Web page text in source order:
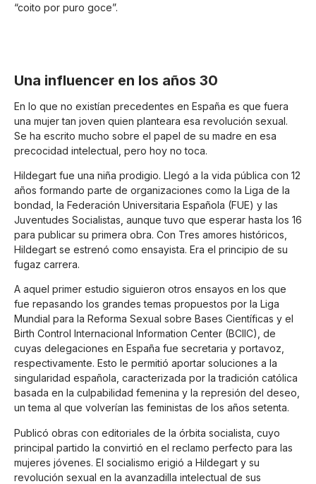
“coito por puro goce”.
Una influencer en los años 30
En lo que no existían precedentes en España es que fuera
una mujer tan joven quien planteara esa revolución sexual.
Se ha escrito mucho sobre el papel de su madre en esa
precocidad intelectual, pero hoy no toca.
Hildegart fue una niña prodigio. Llegó a la vida pública con 12
años formando parte de organizaciones como la Liga de la
bondad, la Federación Universitaria Española (FUE) y las
Juventudes Socialistas, aunque tuvo que esperar hasta los 16
para publicar su primera obra. Con Tres amores históricos,
Hildegart se estrenó como ensayista. Era el principio de su
fugaz carrera.
A aquel primer estudio siguieron otros ensayos en los que
fue repasando los grandes temas propuestos por la Liga
Mundial para la Reforma Sexual sobre Bases Científicas y el
Birth Control Internacional Information Center (BCIIC), de
cuyas delegaciones en España fue secretaria y portavoz,
respectivamente. Esto le permitió aportar soluciones a la
singularidad española, caracterizada por la tradición católica
basada en la culpabilidad femenina y la represión del deseo,
un tema al que volverían las feministas de los años setenta.
Publicó obras con editoriales de la órbita socialista, cuyo
principal partido la convirtió en el reclamo perfecto para las
mujeres jóvenes. El socialismo erigió a Hildegart y su
revolución sexual en la avanzadilla intelectual de sus